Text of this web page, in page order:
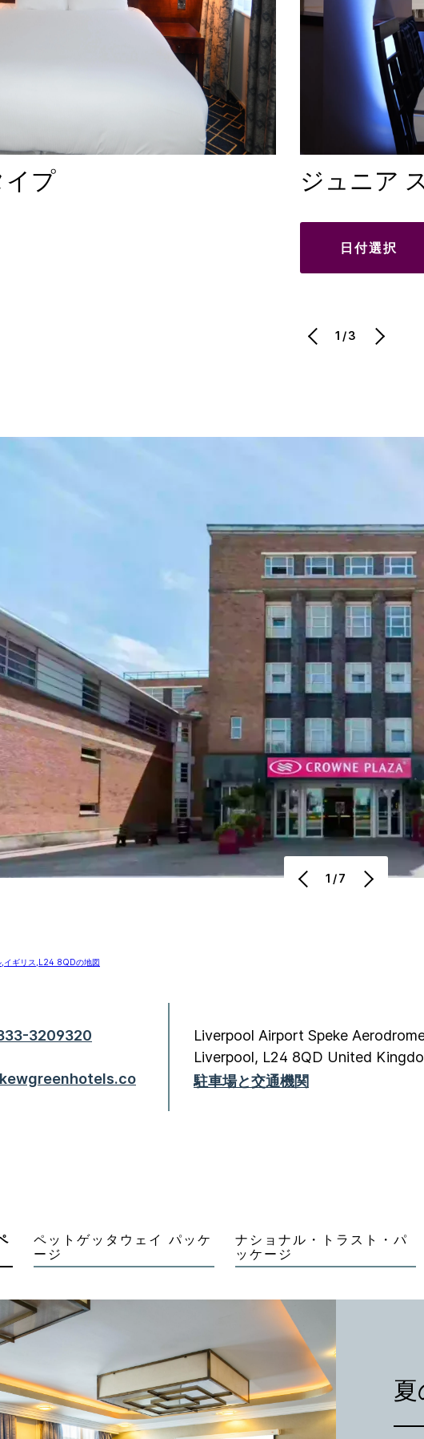
プ ジュニア
日付選択
1/3
1/7
3209320
Liverpool Airport Speke
Liverpool, L24 8QD United
駐車場と交通機関
ペットゲッタウェイ パッケ
ージ
ナショナル・トラスト・パ
ッケージ
夏